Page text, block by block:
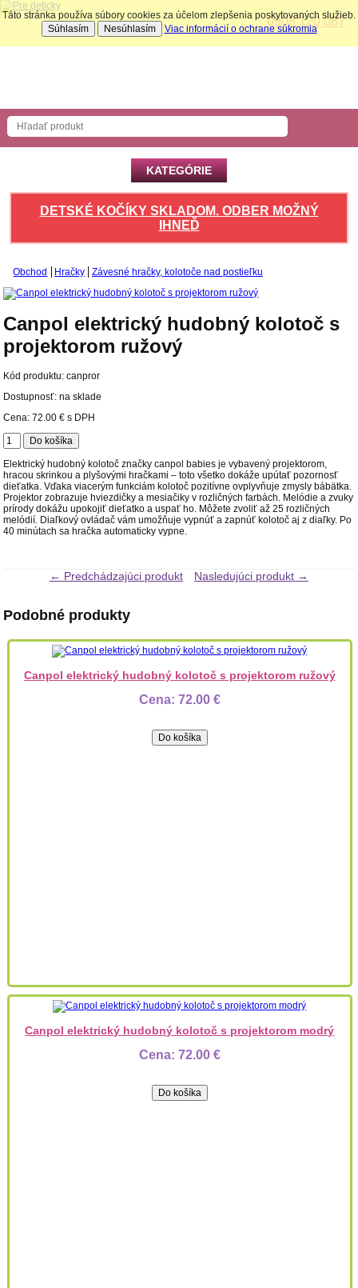
0908 120 087
KATEGÓRIE
DETSKÉ KOČÍKY SKLADOM. ODBER MOŽNÝ
IHNEĎ
Obchod Hračky Závesné hračky, kolotoče nad postieľku
Canpol elektrický hudobný kolotoč s
projektorom ružový
Kód produktu:canpror
Dostupnosť: na sklade
Cena:72.00 € s DPH
Elektrický hudobný kolotoč značky canpol babies je vybavený projektorom,
hracou skrinkou a plyšovými hračkami – toto všetko dokáže upútať pozornosť
dieťatka. Vďaka viacerým funkciám kolotoč pozitívne ovplyvňuje zmysly bábätka.
Projektor zobrazuje hviezdičky a mesiačiky v rozličných farbách. Melódie a zvuky
prírody dokážu upokojiť dieťatko a uspať ho. Môžete zvoliť až 25 rozličných
melódií. Diaľkový ovládač vám umožňuje vypnúť a zapnúť kolotoč aj z diaľky. Po
40 minútach sa hračka automaticky vypne.
← Predchádzajúci produkt Nasledujúci produkt →
Podobné produkty
Canpol elektrický hudobný kolotoč s projektorom ružový
Cena: 72.00 €
Canpol elektrický hudobný kolotoč s projektorom modrý
Cena: 72.00 €
Táto stránka používa súbory cookies za účelom zlepšenia poskytovaných služieb.
Súhlasím
Nesúhlasím Viac informácií o ochrane súkromia